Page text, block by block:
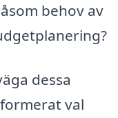
behov av
dessa
val